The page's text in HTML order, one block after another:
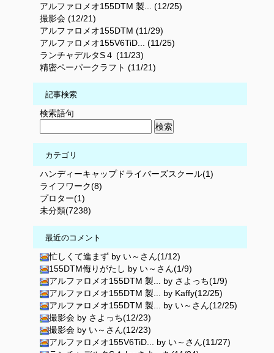
アルファロメオ155DTM 製... (12/25)
撮影会 (12/21)
アルファロメオ155DTM (11/29)
アルファロメオ155V6TiD... (11/25)
ランチャデルタS４ (11/23)
精密ペーパークラフト (11/21)
記事検索
検索語句
カテゴリ
ハンディーキャップドライバーズスクール(1)
ライフワーク(8)
プロター(1)
未分類(7238)
最近のコメント
忙しくて進まず by い～さん(1/12)
155DTM侮りがたし by い～さん(1/9)
アルファロメオ155DTM 製... by さよっち(1/9)
アルファロメオ155DTM 製... by Kaffy(12/25)
アルファロメオ155DTM 製... by い～さん(12/25)
撮影会 by さよっち(12/23)
撮影会 by い～さん(12/23)
アルファロメオ155V6TiD... by い～さん(11/27)